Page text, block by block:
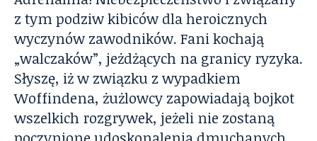
z tym podziw kibiców dla heroicznych
wyczynów zawodników. Fani kochają
„walczaków”, jeżdżących na granicy ryzyka.
Słyszę, iż w związku z wypadkiem
Woffindena, żużlowcy zapowiadają bojkot
wszelkich rozgrywek, jeżeli nie zostaną